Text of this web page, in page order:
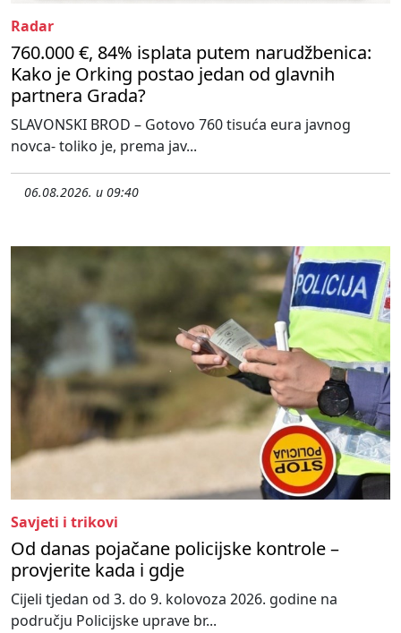
Radar
760.000 €, 84% isplata putem narudžbenica:
Kako je Orking postao jedan od glavnih
partnera Grada?
SLAVONSKI BROD – Gotovo 760 tisuća eura javnog
novca- toliko je, prema jav...
06.08.2026. u 09:40
Savjeti i trikovi
Od danas pojačane policijske kontrole –
provjerite kada i gdje
Cijeli tjedan od 3. do 9. kolovoza 2026. godine na
području Policijske uprave br...